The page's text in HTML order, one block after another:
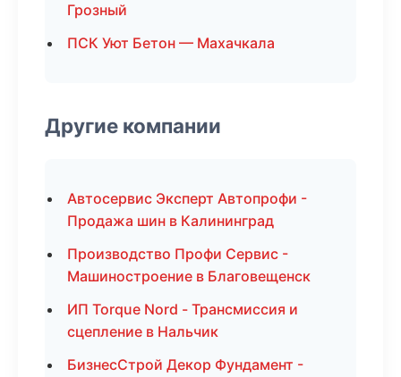
Грозный
ПСК Уют Бетон — Махачкала
Другие компании
Автосервис Эксперт Автопрофи -
Продажа шин в Калининград
Производство Профи Сервис -
Машиностроение в Благовещенск
ИП Torque Nord - Трансмиссия и
сцепление в Нальчик
БизнесСтрой Декор Фундамент -